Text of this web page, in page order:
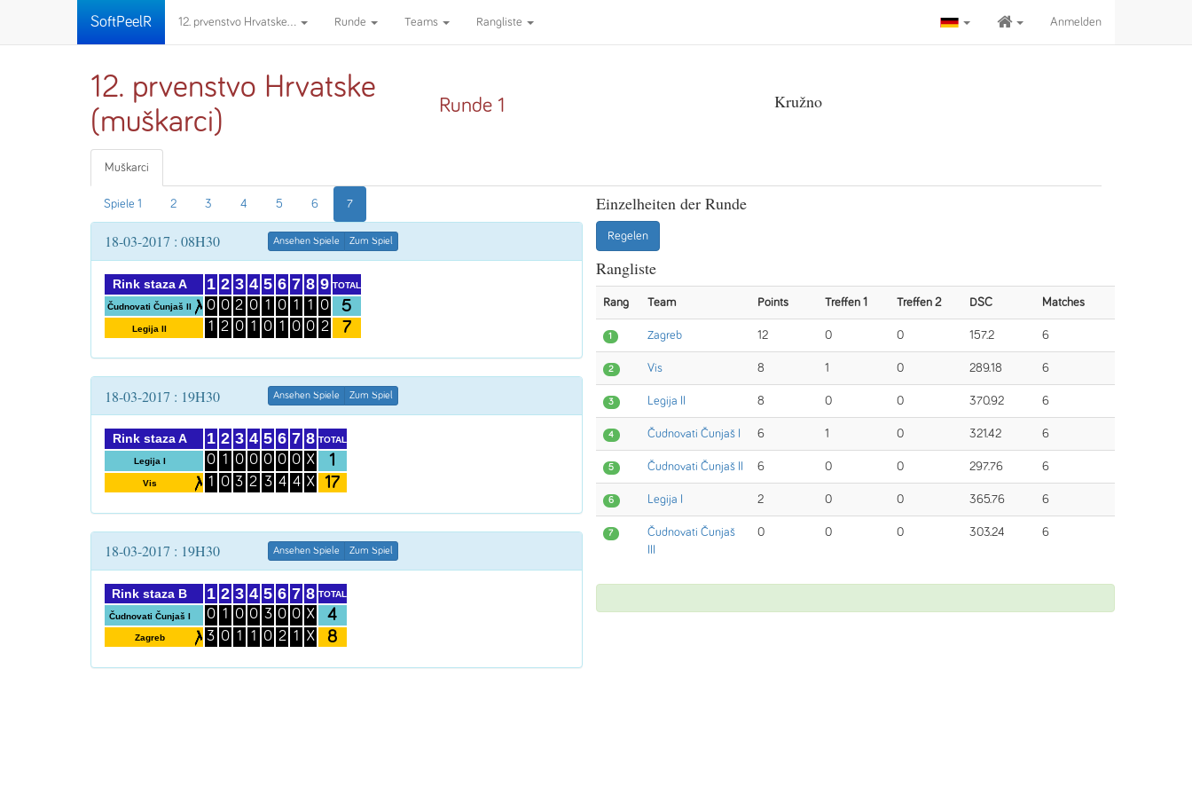
SoftPeelR 12. prvenstvo Hrvatske... Runde Teams Rangliste Anmelden
12. prvenstvo Hrvatske
(muškarci)
Runde 1 Kružno
Muškarci
Spiele 1 2 3 4 5 6 7
18-03-2017 : 08H30 Ansehen Spiele Zum Spiel
Rink staza A
Čudnovati Čunjaš II
Legija II
1
0
1
2
0
2
3
2
0
4
0
1
5
1
0
6
0
1
7
1
0
8
1
0
9
0
2
TOTAL
5
7
18-03-2017 : 19H30 Ansehen Spiele Zum Spiel
Rink staza A
Legija I
Vis
1
0
1
2
1
0
3
0
3
4
0
2
5
0
3
6
0
4
7
0
4
8
X
X
TOTAL
1
17
18-03-2017 : 19H30 Ansehen Spiele Zum Spiel
Rink staza B
Čudnovati Čunjaš I
Zagreb
1
0
3
2
1
0
3
0
1
4
0
1
5
3
0
6
0
2
7
0
1
8
X
X
TOTAL
4
8
Einzelheiten der Runde
Regelen
Rangliste
Rang Team Points Treffen 1 Treffen 2 DSC Matches
1 Zagreb 12 0 0 157.2 6
2 Vis 8 1 0 289.18 6
3 Legija II 8 0 0 370.92 6
4 Čudnovati Čunjaš I 6 1 0 321.42 6
5 Čudnovati Čunjaš II 6 0 0 297.76 6
6 Legija I 2 0 0 365.76 6
7
Čudnovati Čunjaš
III
0 0 0 303.24 6